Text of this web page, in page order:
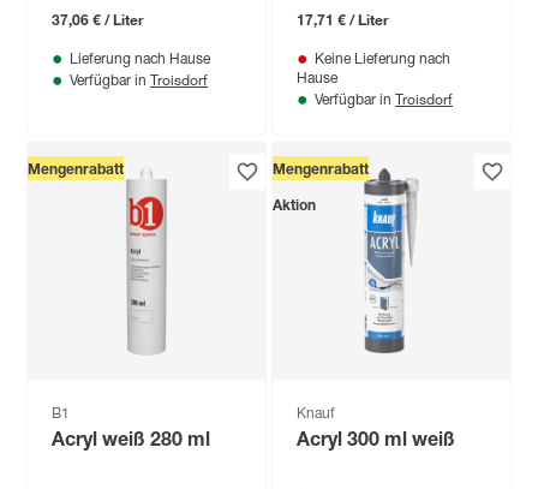
37,06 € / Liter
Lieferung nach Hause
Verfügbar in Troisdorf
310 ml
17,71 € / Liter
Keine Lieferung nach
Hause
Verfügbar in Troisdorf
Mengenrabatt
B1
Acryl weiß 280 ml
Mengenrabatt
Aktion
Knauf
Acryl 300 ml weiß